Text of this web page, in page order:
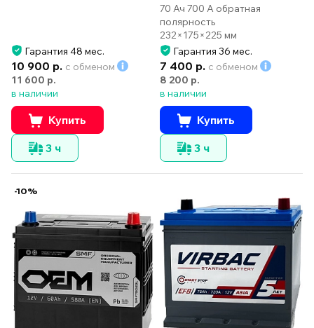
Гарантия 48 мес.
10 900 р. с обменом
11 600 р.
в наличии
Купить
3 ч
70 Ач 700 А обратная
полярность
232×175×225 мм
Гарантия 36 мес.
7 400 р. с обменом
8 200 р.
в наличии
Купить
3 ч
-10%